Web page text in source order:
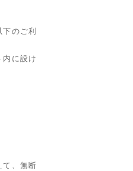
のご利
に設け
て、無断